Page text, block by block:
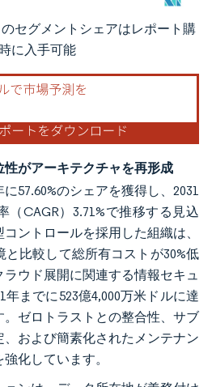
用にはCC BY 4.0の表示が必要です。
セグメントシェアはレポート購
に入手可能
がアーキテクチャを再形成
57.60%のシェアを獲得し、2031
（CAGR）3.71%で推移する見込
ントロールを採用した組織は、
比較して総所有コストが30%低
ウド展開に関連する情報セキュ
年までに523億4,000万米ドルに達
ゼロトラストとの整合性、サブ
および簡素化されたメンテナン
化しています。